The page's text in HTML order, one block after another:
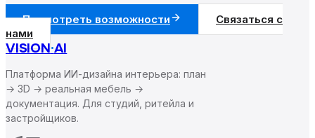
Посмотреть возможности
Связаться с
нами
VISION·AI
Платформа ИИ-дизайна интерьера: план
→ 3D → реальная мебель →
документация. Для студий, ритейла и
застройщиков.